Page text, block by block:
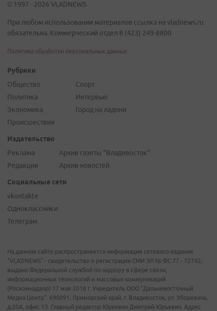
© 1997 - 2026 VLADNEWS
При любом использовании материалов ссылка на vladnews.ru
обязательна. Коммерческий отдел 8 (423) 249-8800
Политика обработки персональных данных
Рубрики
Общество
Политика
Экономика
Происшествия
Спорт
Интервью
Город на ладони
Издательство
Реклама
Редакция
Архив газеты "Владивосток"
Архив новостей
Социальные сети
vkontakte
Одноклассники
Телеграм
На данном сайте распространяется информация сетевого издания
"VLADNEWS" - свидетельство о регистрации СМИ ЭЛ № ФС 77 - 72742,
выдано Федеральной службой по надзору в сфере связи,
информационных технологий и массовых коммуникаций
(Роскомнадзор) 17 мая 2018 г. Учредитель ООО "Дальневосточный
Медиа Центр". 690091, Приморский край, г. Владивосток, ул. Уборевича,
д.20А, офис 13. Главный редактор Юркевич Дмитрий Юрьевич. Адрес